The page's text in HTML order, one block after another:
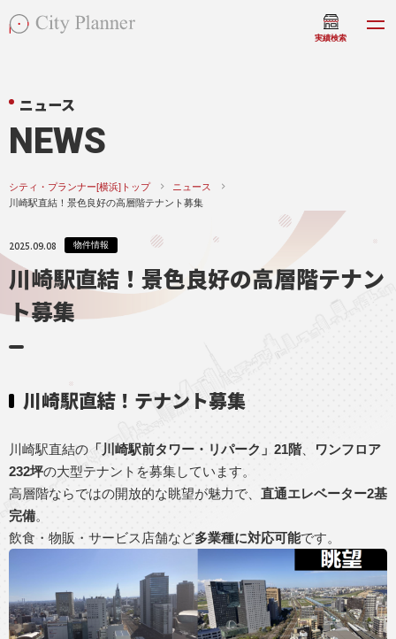
実績検索
ニュース
NEWS
シティ・プランナー[横浜]トップ
ニュース
川崎駅直結！景色良好の高層階テナント募集
2025.09.08 物件情報
川崎駅直結！景色良好の高層階テナン
ト募集
川崎駅直結！テナント募集
川崎駅直結の 「川崎駅前タワー・リパーク」21階、
ワンフロア
232坪の大型テナントを募集しています。
高層階ならではの開放的な眺望が魅力で、 直通エレベーター2基
完備。
飲食・物販・サービス店舗など多業種に対応可能です。